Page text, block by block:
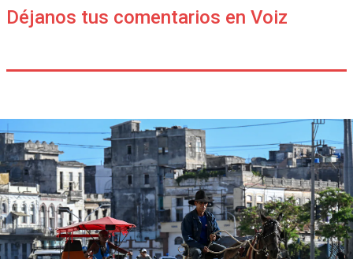
Déjanos tus comentarios en Voiz